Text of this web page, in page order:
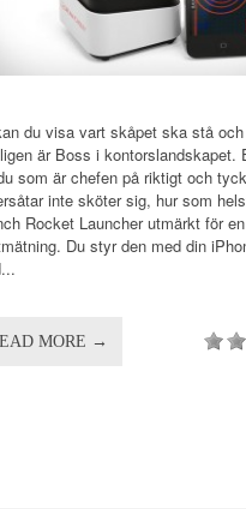
du visa vart skåpet ska stå
är Boss i kontorslandskapet.
som är chefen på riktigt och
inte sköter sig, hur som
Rocket Launcher utmärkt för en
Du styr den med din
MORE →